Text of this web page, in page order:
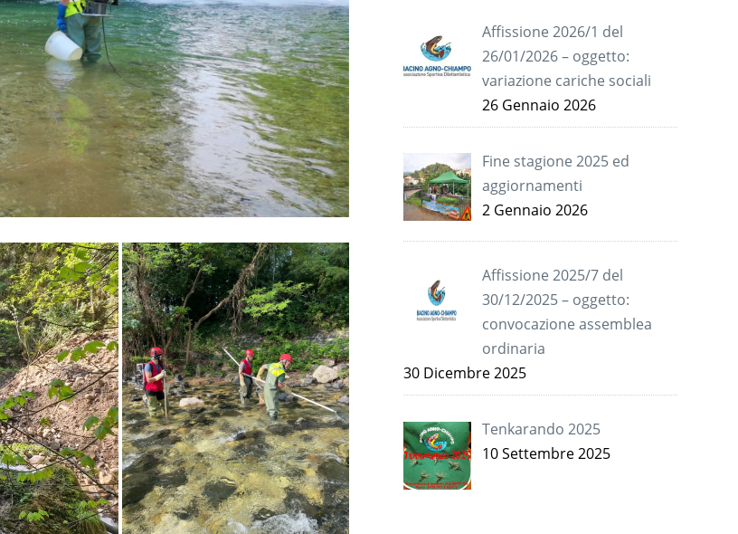
Affissione 2026/1 del
26/01/2026 – oggetto:
variazione cariche sociali
26 Gennaio 2026
Fine stagione 2025 ed
aggiornamenti
2 Gennaio 2026
Affissione 2025/7 del
30/12/2025 – oggetto:
convocazione assemblea
ordinaria
30 Dicembre 2025
Tenkarando 2025
10 Settembre 2025